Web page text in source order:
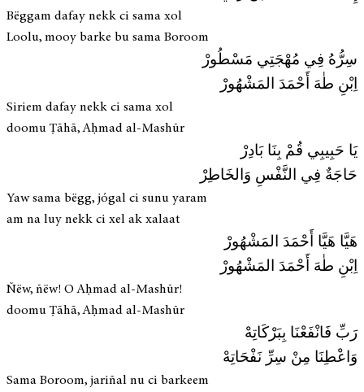
Bëggam dafay nekk ci sama xol
Loolu, mooy barke bu sama Boroom
سِرُّهُ فِي مُهْجَتِي مَسْطُورْ
اِبْنِ طٰهَ أَحْمَدَ المَشْهُورْ
Siriem dafay nekk ci sama xol
doomu Ṭāhā, Aḥmad al-Mashūr
يَا حَبِيبِي قُمْ بِنَا بَادِرْ
حَاجَةٌ فِي النَّفْسِ وَالخَاطِرْ
Yaw sama bëgg, jógal ci sunu yaram
am na luy nekk ci xel ak xalaat
هَيَّا هَيَّا أَحْمَدَ المَشْهُورْ
اِبْنِ طٰهَ أَحْمَدَ المَشْهُورْ
Ñëw, ñëw! O Aḥmad al-Mashūr!
doomu Ṭāhā, Aḥmad al-Mashūr
رَبِّ فَانْفَعْنَا بِبَرْكَاتِهْ
وَاعْطِنَا مِنْ سِرِّ نَفْحَاتِهْ
Sama Boroom, jariñal nu ci barkeem